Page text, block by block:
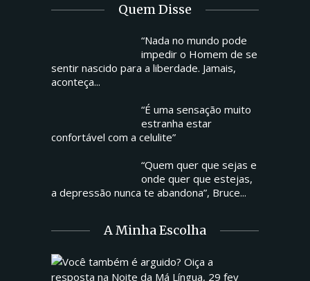
Quem Disse
“Nada no mundo pode
impedir o Homem de se
sentir nascido para a liberdade. Jamais,
aconteça...
“É uma sensação muito
estranha estar
confortável com a celulite”
“Quem quer que sejas e
onde quer que estejas,
a depressão nunca te abandona”, Bruce...
A Minha Escolha